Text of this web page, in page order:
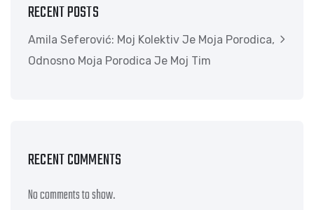
RECENT POSTS
Amila Seferović: Moj Kolektiv Je Moja Porodica,
Odnosno Moja Porodica Je Moj Tim
RECENT COMMENTS
No comments to show.